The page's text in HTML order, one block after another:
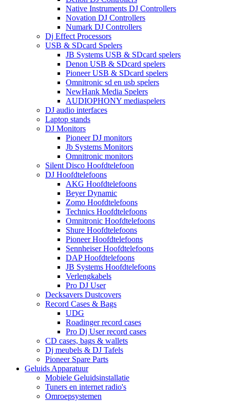
Native Instruments DJ Controllers
Novation DJ Controllers
Numark DJ Controllers
Dj Effect Processors
USB & SDcard Spelers
JB Systems USB & SDcard spelers
Denon USB & SDcard spelers
Pioneer USB & SDcard spelers
Omnitronic sd en usb spelers
NewHank Media Spelers
AUDIOPHONY mediaspelers
DJ audio interfaces
Laptop stands
DJ Monitors
Pioneer DJ monitors
Jb Systems Monitors
Omnitronic monitors
Silent Disco Hoofdtelefoon
DJ Hoofdtelefoons
AKG Hoofdtelefoons
Beyer Dynamic
Zomo Hoofdtelefoons
Technics Hoofdtelefoons
Omnitronic Hoofdtelefoons
Shure Hoofdtelefoons
Pioneer Hoofdtelefoons
Sennheiser Hoofdtelefoons
DAP Hoofdtelefoons
JB Systems Hoofdtelefoons
Verlengkabels
Pro DJ User
Decksavers Dustcovers
Record Cases & Bags
UDG
Roadinger record cases
Pro Dj User record cases
CD cases, bags & wallets
Dj meubels & DJ Tafels
Pioneer Spare Parts
Geluids Apparatuur
Mobiele Geluidsinstallatie
Tuners en internet radio's
Omroepsystemen